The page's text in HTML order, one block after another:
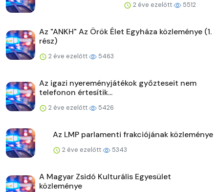
2 éve ezelőtt 5512
Az "ANKH" Az Örök Élet Egyháza közleménye (1.
rész)
2 éve ezelőtt 5463
Az igazi nyereményjátékok győzteseit nem
telefonon értesítik...
2 éve ezelőtt 5426
Az LMP parlamenti frakciójának közleménye
2 éve ezelőtt 5343
A Magyar Zsidó Kulturális Egyesület
közleménye